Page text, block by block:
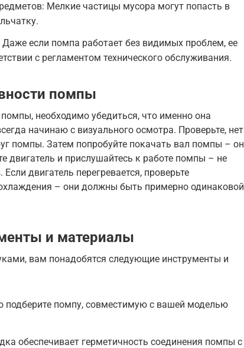
Мелкие частицы мусора могут попасть в
если помпа работает без видимых проблем, ее
с регламентом технического обслуживания.
помпы
необходимо убедиться, что именно она
начинаю с визуального осмотра. Проверьте, нет
помпы. Затем попробуйте покачать вал помпы – он
двигатель и прислушайтесь к работе помпы – не
двигатель перегревается, проверьте
– они должны быть примерно одинаковой
и материалы
вам понадобятся следующие инструменты и
подберите помпу, совместимую с вашей моделью
обеспечивает герметичность соединения помпы с